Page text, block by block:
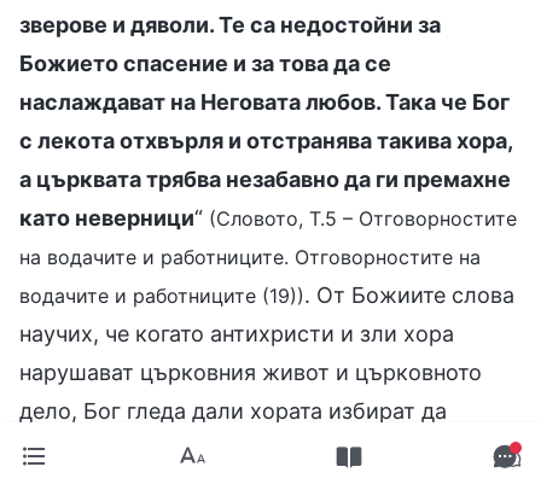
зверове и дяволи. Те са недостойни за
Божието спасение и за това да се
наслаждават на Неговата любов. Така че Бог
с лекота отхвърля и отстранява такива хора,
а църквата трябва незабавно да ги премахне
като неверници“ (Словото, Т.5 – Отговорностите
на водачите и работниците. Отговорностите на
водачите и работниците (19)). От Божиите слова
научих, че когато антихристи и зли хора
нарушават църковния живот и църковното
дело, Бог гледа дали хората избират да
защитят интересите на църквата, или своите